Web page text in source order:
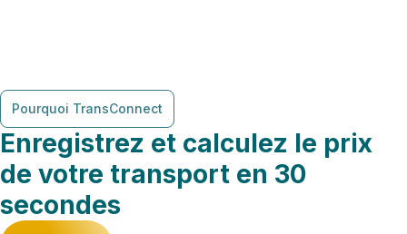
Pourquoi TransConnect
Enregistrez et calculez le prix
de votre transport en 30
secondes